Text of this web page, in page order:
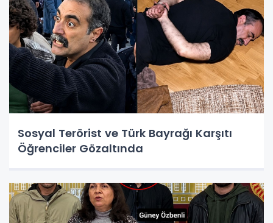
Sosyal Terörist ve Türk Bayrağı Karşıtı
Öğrenciler Gözaltında